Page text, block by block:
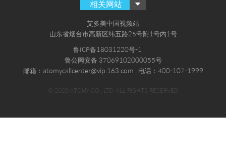
相关网站
艾多美中国视频站
山东省烟台市高新区纬五路25号附1号内1号
鲁ICP备18031220号-1
鲁公网安备 37069102000055号
邮箱：atomycallcenter@vip.163.com 电话：400-107-1999
© 2020 ATOMY CO., LTD. ALL RIGHTS RESERVED